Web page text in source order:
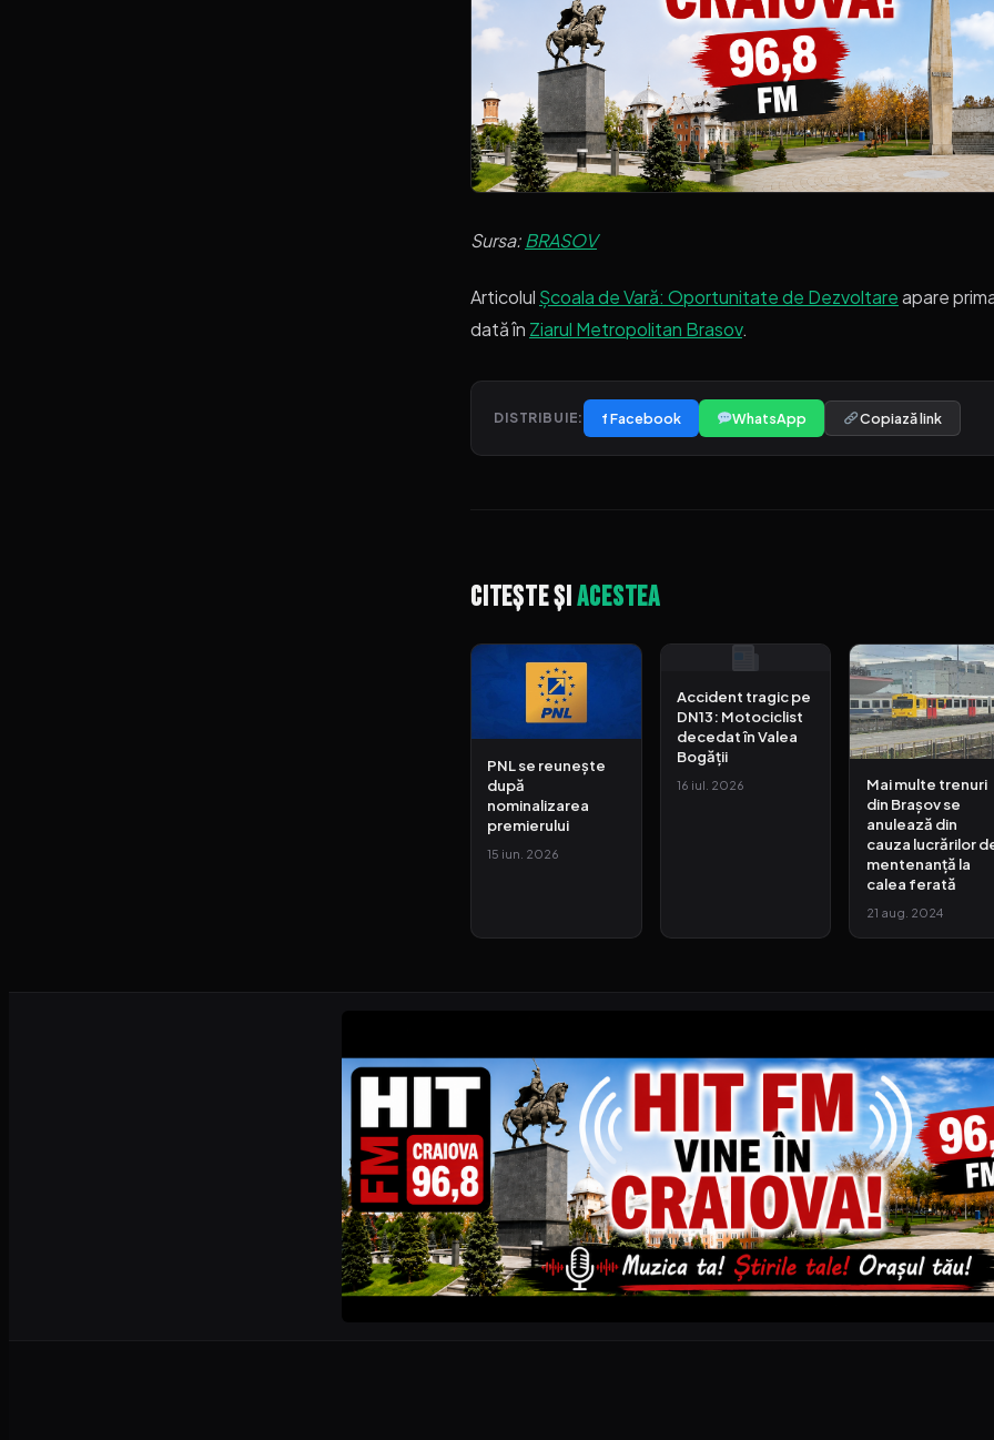
Sursa:BRASOV
Articolul Școala de Vară: Oportunitate de Dezvoltareapare
dată în Ziarul Metropolitan Brasov.
DISTRIBUIE: f Facebook WhatsApp Copiază link
Citește șiacestea
PNL se reunește
după
nominalizarea
premierului
15 iun. 2026
Accident tragic pe
DN13: Motociclist
decedat în Valea
Bogății
16 iul. 2026
Mai multe trenuri
din Brașov se
anulează din
cauza lucrărilor
mentenanță la
calea ferată
21 aug. 2024